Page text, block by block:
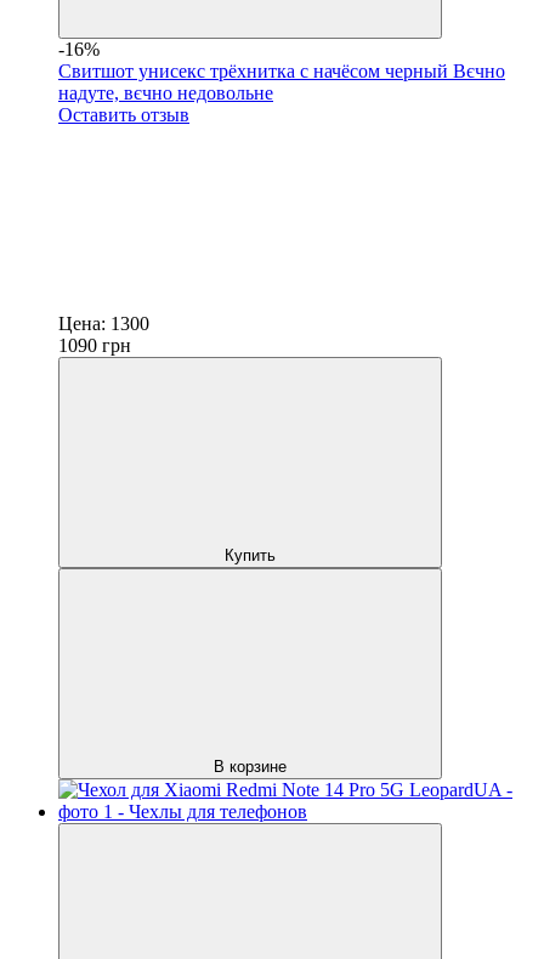
-16%
Свитшот унисекс трёхнитка с начёсом черный Вєчно
надуте, вєчно недовольне
Оставить отзыв
Цена: 1300
1090 грн
Купить
В корзине